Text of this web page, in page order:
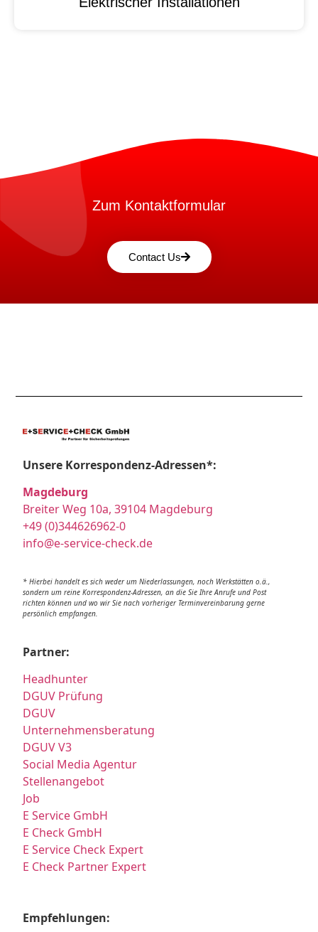
Zum Kontaktformular
Contact Us
Unsere Korrespondenz-Adressen*:
Magdeburg
Breiter Weg 10a, 39104 Magdeburg
+49 (0)344626962-0
info@e-service-check.de
* Hierbei handelt es sich weder um Niederlassungen, noch Werkstätten o.ä.,
sondern um reine Korrespondenz-Adressen, an die Sie Ihre Anrufe und Post
richten können und wo wir Sie nach vorheriger Terminvereinbarung gerne
persönlich empfangen.
Partner:
Headhunter
DGUV Prüfung
DGUV
Unternehmensberatung
DGUV V3
Social Media Agentur
Stellenangebot
Job
E Service GmbH
E Check GmbH
E Service Check Expert
E Check Partner Expert
Empfehlungen: